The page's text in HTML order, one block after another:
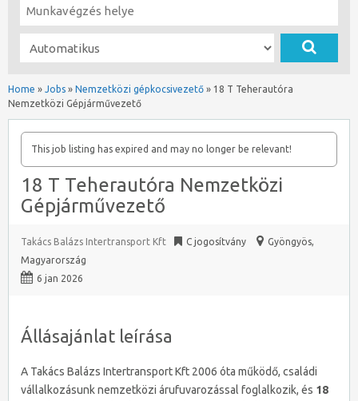
Home » Jobs » Nemzetközi gépkocsivezető » 18 T Teherautóra
Nemzetközi Gépjárművezető
This job listing has expired and may no longer be relevant!
18 T Teherautóra Nemzetközi
Gépjárművezető
Takács Balázs Intertransport Kft C jogosítvány Gyöngyös,
Magyarország
6 jan 2026
Állásajánlat leírása
A Takács Balázs Intertransport Kft 2006 óta működő, családi
vállalkozásunk nemzetközi árufuvarozással foglalkozik, és 18